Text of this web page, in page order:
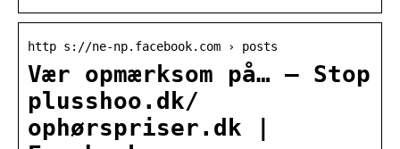
http s://ne-np.facebook.com › posts
Vær opmærksom på… – Stop
plusshoo.dk/
ophørspriser.dk |